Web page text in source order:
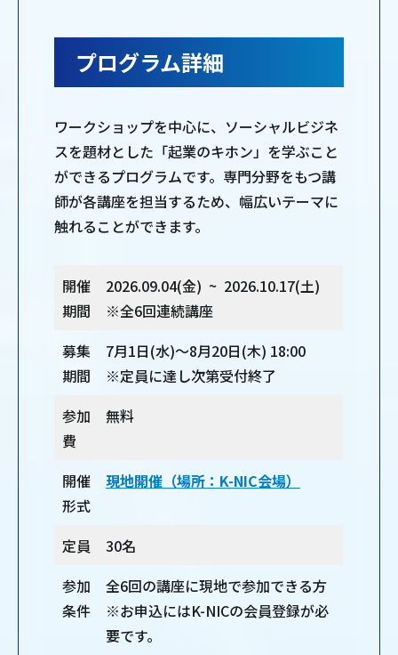
プログラム詳細
ワークショップを中心に、ソーシャルビジネ
スを題材とした「起業のキホン」を学ぶこと
ができるプログラムです。専門分野をもつ講
師が各講座を担当するため、幅広いテーマに
触れることができます。
開催
期間
2026.09.04(金) ~ 2026.10.17(土)
※全6回連続講座
募集
期間
7月1日(水)～8月20日(木) 18:00
※定員に達し次第受付終了
参加
費
無料
開催
形式
現地開催（場所：K-NIC会場）
定員
30名
参加
条件
全6回の講座に現地で参加できる方
※お申込にはK-NICの会員登録が必
要です。